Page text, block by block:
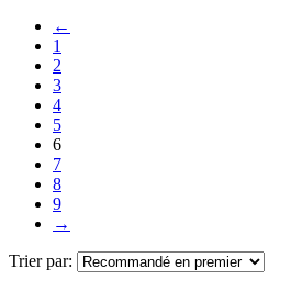
←
1
2
3
4
5
6
7
8
9
→
Trier par: